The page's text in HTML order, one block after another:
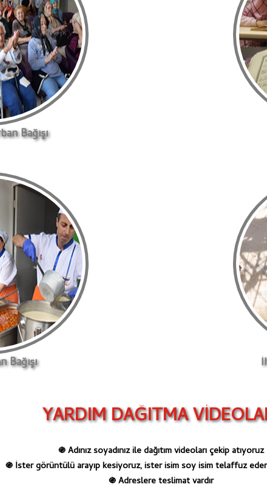
Bağışı
Bağışı
YARDIM DAĞITMA
֍ Adınız soyadınız ile dağıtım videoları çekip atıyoruz
֍ İster görüntülü arayıp kesiyoruz, ister isim soy isim telaffuz
֍ Adreslere teslimat vardır